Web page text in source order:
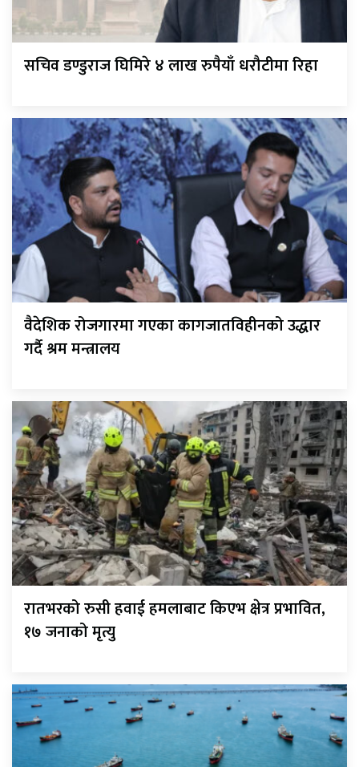
सचिव डण्डुराज घिमिरे ४ लाख रुपैयाँ धरौटीमा रिहा
वैदेशिक रोजगारमा गएका कागजातविहीनको उद्धार
गर्दै श्रम मन्त्रालय
रातभरको रुसी हवाई हमलाबाट किएभ क्षेत्र प्रभावित,
१७ जनाको मृत्यु